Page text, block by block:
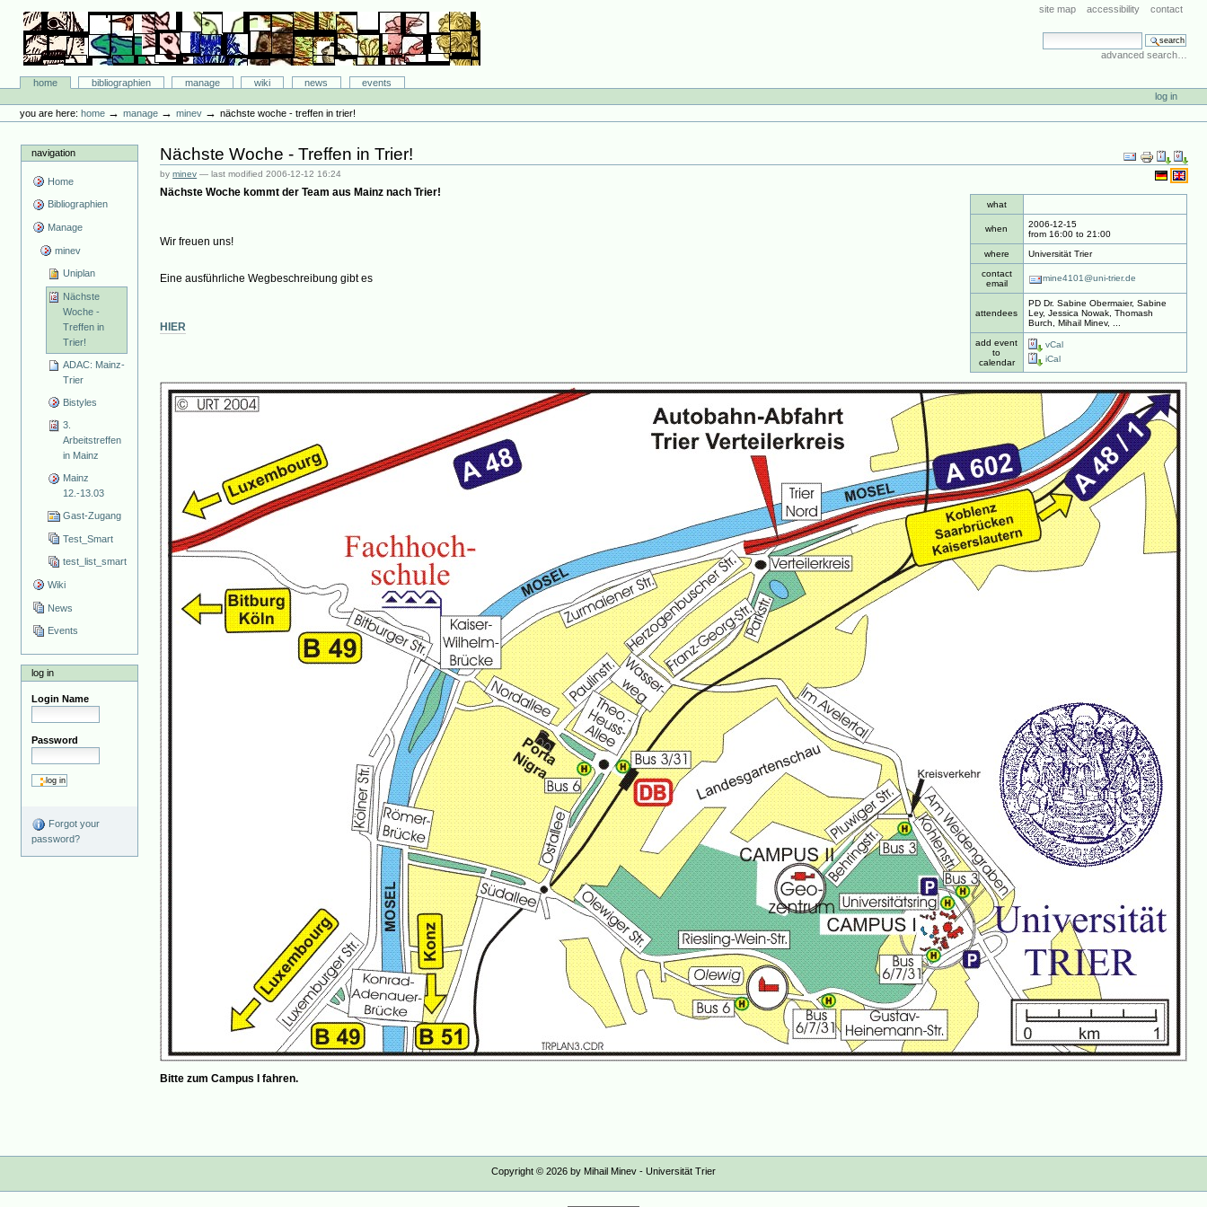
content.
navigation
site map accessibility contact
search site
advanced search…
Bibliographie-Portal
Sectionshome bibliographien manage wiki news
events
tools
log in
you are here: home →manage →minev →nächste woche - treffen in trier!
navigation
Home
Bibliographien
Manage
minev
Uniplan
Nächste
Woche -
Treffen in
Trier!
ADAC: Mainz-
Trier
Bistyles
3.
Arbeitstreffen
in Mainz
Mainz
12.-13.03
Gast-Zugang
Test_Smart
test_list_smart
Wiki
News
Events
log in
Login Name
Password
Forgot your
password?
Document
Actions
Nächste Woche - Treffen in Trier!
what
when
2006-12-15
from 16:00to 21:00
where
Universität Trier
contact
email
mine4101@uni-trier.de
attendees
PD Dr. Sabine Obermaier, Sabine
Ley, Jessica Nowak, Thomash
Burch, Mihail Minev, ...
add event
to
calendar
vCal
iCal
byminev — last modified2006-12-12 16:24
Nächste Woche kommt der Team aus Mainz nach Trier!
Wir freuen uns!
Eine ausführliche Wegbeschreibung gibt es
HIER
Bitte zum Campus I fahren.
Copyright © 2026 by Mihail Minev - Universität Trier